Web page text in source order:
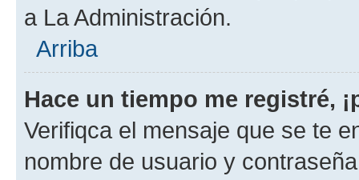
a La Administración.
Arriba
Hace un tiempo me registré,
Verifiqca el mensaje que se te
nombre de usuario y